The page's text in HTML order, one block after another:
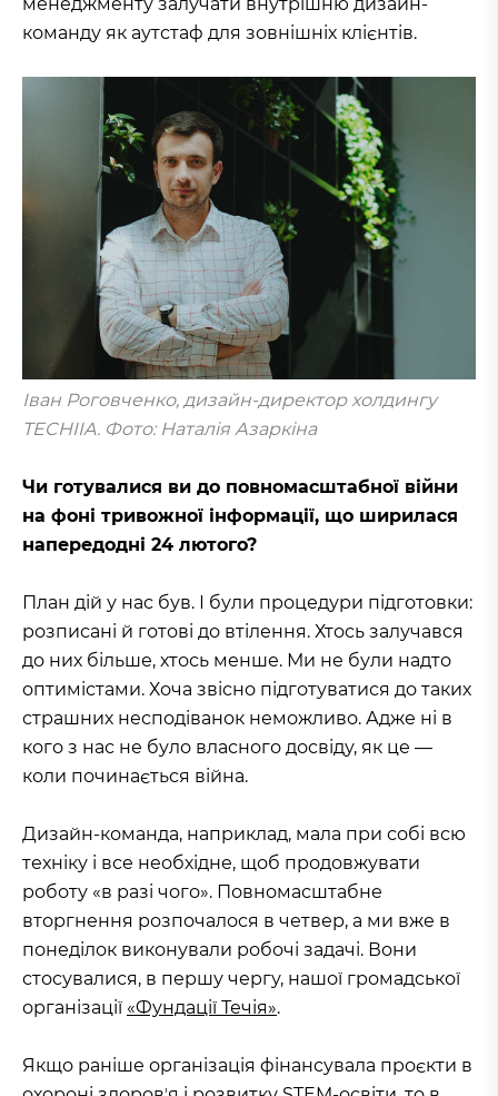
команду як аутстаф для зовнішніх клієнтів.
Іван Роговченко, дизайн-директор холдингу
TECHIIA. Фото: Наталія Азаркіна
Чи готувалися ви до повномасштабної війни
на фоні тривожної інформації, що ширилася
напередодні 24 лютого?
План дій у нас був. І були процедури підготовки:
розписані й готові до втілення. Хтось залучався
до них більше, хтось менше. Ми не були надто
оптимістами. Хоча звісно підготуватися до таких
страшних несподіванок неможливо. Адже ні в
кого з нас не було власного досвіду, як це —
коли починається війна.
Дизайн-команда, наприклад, мала при собі всю
техніку і все необхідне, щоб продовжувати
роботу «в разі чого». Повномасштабне
вторгнення розпочалося в четвер, а ми вже в
понеділок виконували робочі задачі. Вони
стосувалися, в першу чергу, нашої громадської
організації «Фундації Течія».
Якщо раніше організація фінансувала проєкти в